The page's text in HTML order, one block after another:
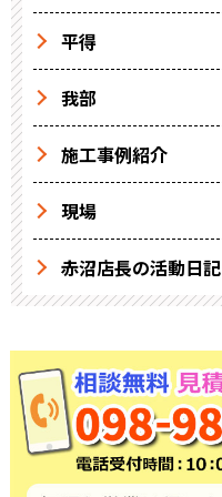
平得
我部
施工事例紹介
現場
赤沼店長の活動日記